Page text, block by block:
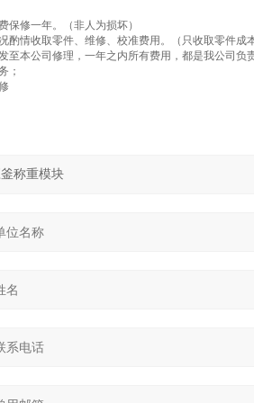
保修一年。（非人为损坏）
情收取零件、维修、校准费用。（只收取零件成
至本公司修理，一年之内所有费用，都是我公司负
；